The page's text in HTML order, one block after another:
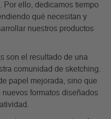
Por ello, dedicamos tiempo
qué necesitan y
nuestros productos
son el resultado de una
comunidad de sketching.
papel mejorada, sino que
formatos diseñados